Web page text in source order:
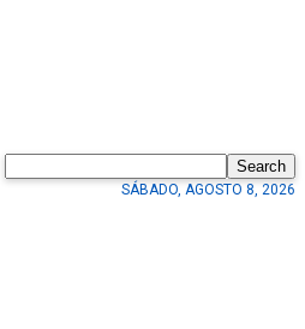
Search
SÁBADO, AGOSTO 8, 2026